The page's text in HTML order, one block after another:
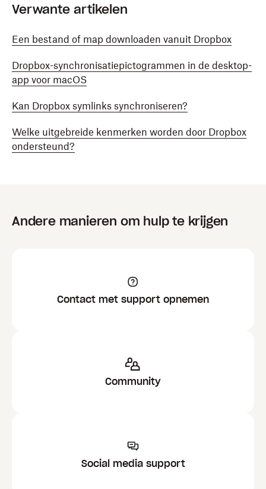
Verwante artikelen
Een bestand of map downloaden vanuit Dropbox
Dropbox-synchronisatiepictogrammen in de desktop-
app voor macOS
Kan Dropbox symlinks synchroniseren?
Welke uitgebreide kenmerken worden door Dropbox
ondersteund?
Andere manieren om hulp te krijgen
Contact met support opnemen
Community
Social media support